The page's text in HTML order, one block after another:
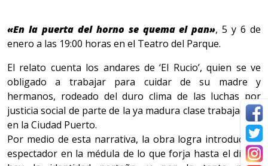
«En la puerta del horno se quema el pan», 5 y 6 de
enero a las 19:00 horas en el Teatro del Parque.
El relato cuenta los andares de ‘El Rucio’, quien se ve
obligado a trabajar para cuidar de su madre y
hermanos, rodeado del duro clima de las luchas por
justicia social de parte de la ya madura clase trabajadora
en la Ciudad Puerto.
Por medio de esta narrativa, la obra logra introducir al
espectador en la médula de lo que forja hasta el día de